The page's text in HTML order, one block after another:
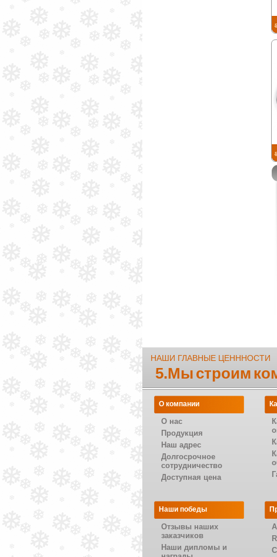
НАШИ ГЛАВНЫЕ ЦЕНННОСТИ
5.Мы строим
О компании
О нас
Продукция
Наш адрес
Долгосрочное
сотрудничество
Доступная цена
Наши победы
Отзывы наших
заказчиков
Наши дипломы и